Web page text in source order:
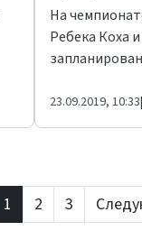
На
Ребека Коха
23.09.2019, 10:33|
1 2 3